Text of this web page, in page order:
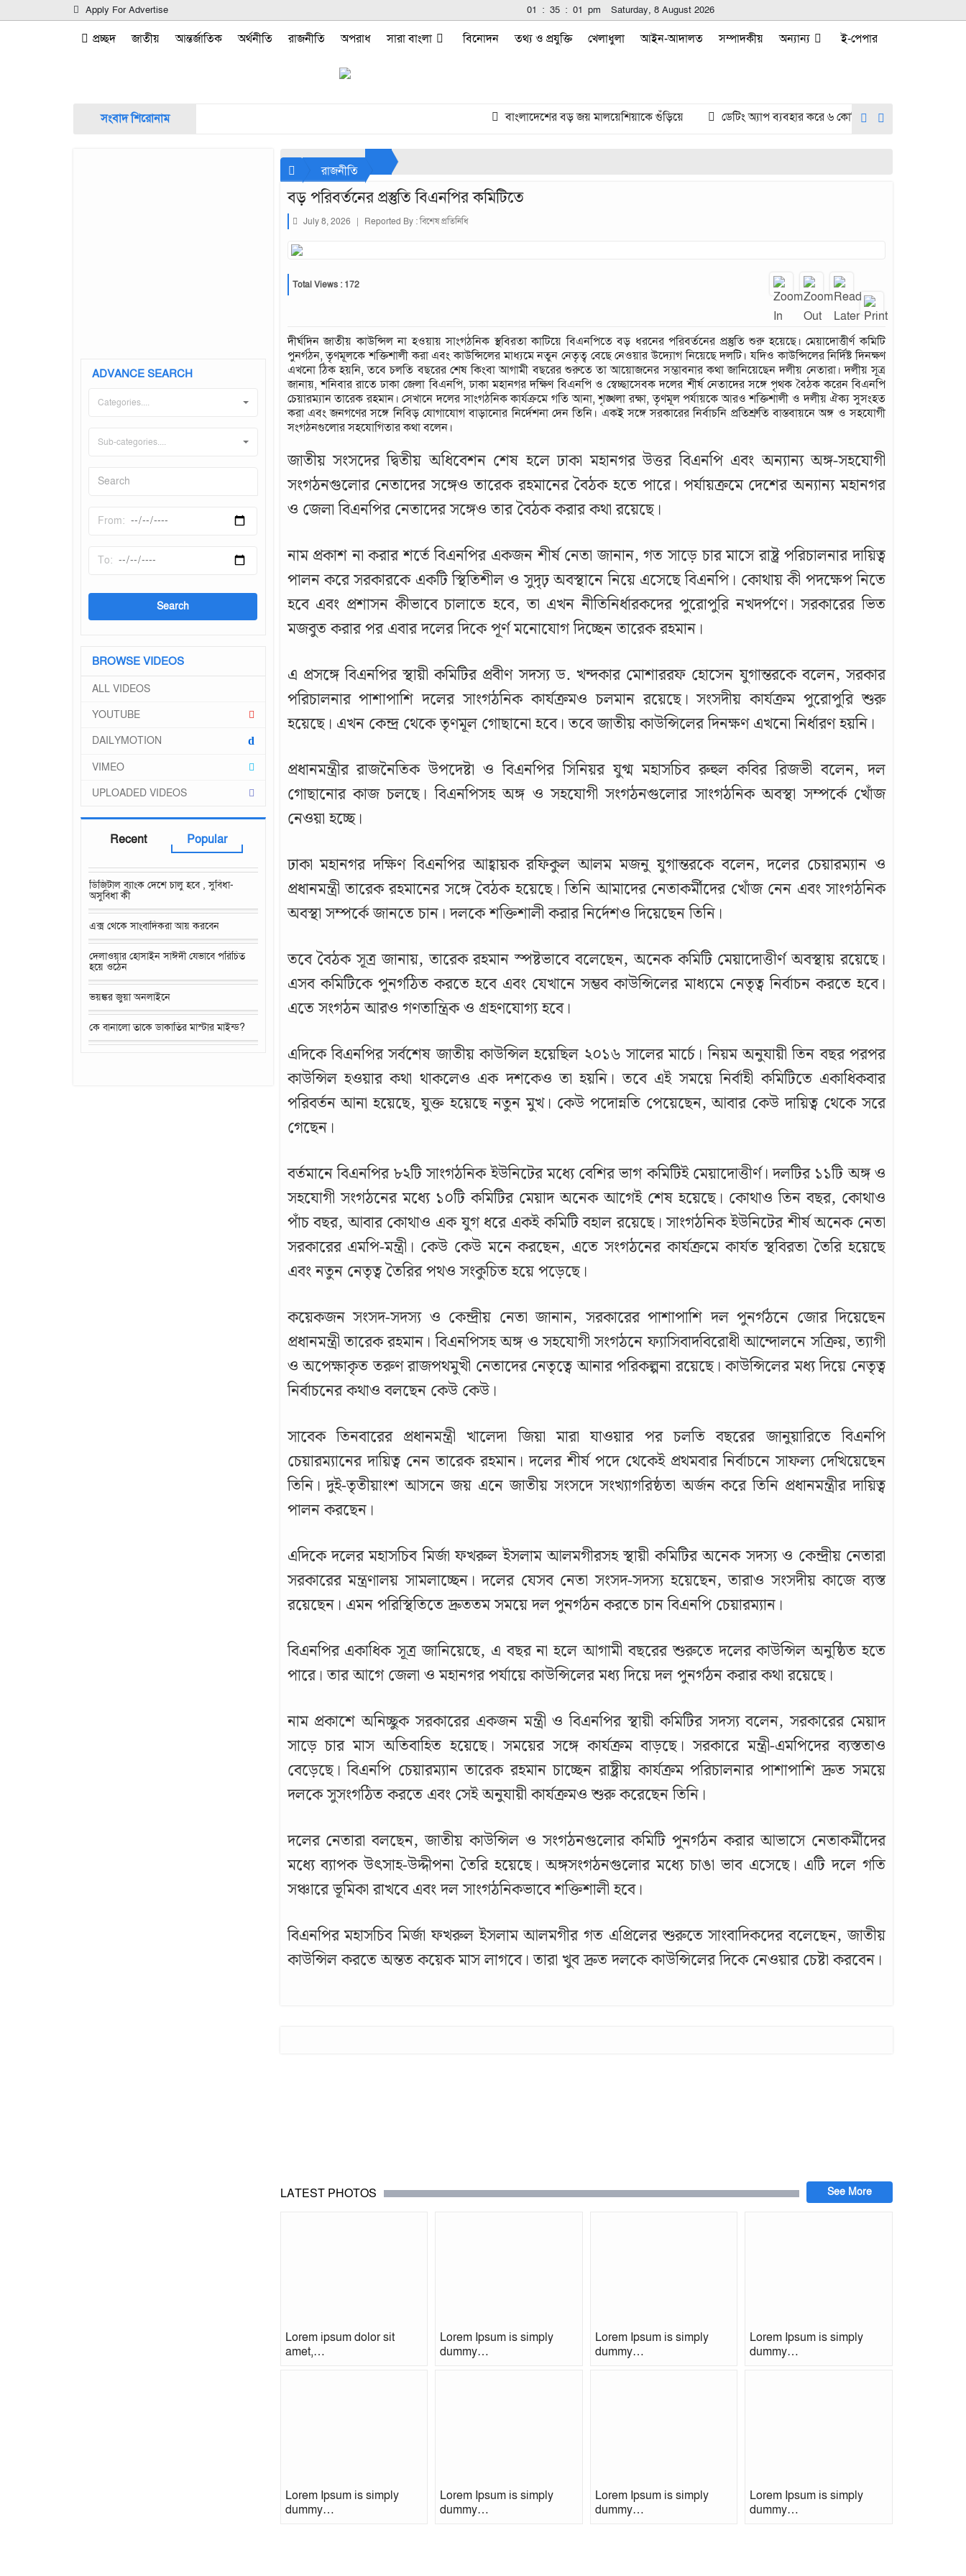
Apply For Advertise 01 : 35 : 02 pm Saturday, 8 August 2026
প্রচ্ছদ জাতীয় আন্তর্জাতিক অর্থনীতি রাজনীতি অপরাধ সারা বাংলা বিনোদন তথ্য ও প্রযুক্তি খেলাধুলা আইন-আদালত সম্পাদকীয় অন্যান্য ই-পেপার
সংবাদ শিরোনাম বাংলাদেশের বড় জয় মালয়েশিয়াকে গুঁড়িয়ে ডেটিং অ্যাপ ব্যবহার করে ৬ কোটি রুপি হাতিয়ে নিলেন ভারতের এক
ADVANCE SEARCH
Categories....
Sub-categories....
BROWSE VIDEOS
ALL VIDEOS
YOUTUBE
DAILYMOTION d
VIMEO
UPLOADED VIDEOS
Recent Popular
ডিজিটাল ব্যাংক দেশে চালু হবে , সুবিধা-
অসুবিধা কী
এক্স থেকে সাংবাদিকরা আয় করবেন
দেলাওয়ার হোসাইন সাঈদী যেভাবে পরিচিত
হয়ে ওঠেন
ভয়ঙ্কর জুয়া অনলাইনে
কে বানালো তাকে ডাকাতির মাস্টার মাইন্ড?
রাজনীতি
বড় পরিবর্তনের প্রস্তুতি বিএনপির কমিটিতে
July 8, 2026 Reported By :বিশেষ প্রতিনিধি
Total Views : 172
দীর্ঘদিন জাতীয় কাউন্সিল না হওয়ায় সাংগঠনিক স্থবিরতা কাটিয়ে বিএনপিতে বড় ধরনের পরিবর্তনের প্রস্তুতি শুরু হয়েছে। মেয়াদোত্তীর্ণ কমিটি
পুনর্গঠন, তৃণমূলকে শক্তিশালী করা এবং কাউন্সিলের মাধ্যমে নতুন নেতৃত্ব বেছে নেওয়ার উদ্যোগ নিয়েছে দলটি। যদিও কাউন্সিলের নির্দিষ্ট দিনক্ষণ
এখনো ঠিক হয়নি, তবে চলতি বছরের শেষ কিংবা আগামী বছরের শুরুতে তা আয়োজনের সম্ভাবনার কথা জানিয়েছেন দলীয় নেতারা। দলীয় সূত্র
জানায়, শনিবার রাতে ঢাকা জেলা বিএনপি, ঢাকা মহানগর দক্ষিণ বিএনপি ও স্বেচ্ছাসেবক দলের শীর্ষ নেতাদের সঙ্গে পৃথক বৈঠক করেন বিএনপি
চেয়ারম্যান তারেক রহমান। সেখানে দলের সাংগঠনিক কার্যক্রমে গতি আনা, শৃঙ্খলা রক্ষা, তৃণমূল পর্যায়কে আরও শক্তিশালী ও দলীয় ঐক্য সুসংহত
করা এবং জনগণের সঙ্গে নিবিড় যোগাযোগ বাড়ানোর নির্দেশনা দেন তিনি। একই সঙ্গে সরকারের নির্বাচনি প্রতিশ্রুতি বাস্তবায়নে অঙ্গ ও সহযোগী
সংগঠনগুলোর সহযোগিতার কথা বলেন।
জাতীয় সংসদের দ্বিতীয় অধিবেশন শেষ হলে ঢাকা মহানগর উত্তর বিএনপি এবং অন্যান্য অঙ্গ-সহযোগী
সংগঠনগুলোর নেতাদের সঙ্গেও তারেক রহমানের বৈঠক হতে পারে। পর্যায়ক্রমে দেশের অন্যান্য মহানগর
ও জেলা বিএনপির নেতাদের সঙ্গেও তার বৈঠক করার কথা রয়েছে।
নাম প্রকাশ না করার শর্তে বিএনপির একজন শীর্ষ নেতা জানান, গত সাড়ে চার মাসে রাষ্ট্র পরিচালনার দায়িত্ব
পালন করে সরকারকে একটি স্থিতিশীল ও সুদৃঢ় অবস্থানে নিয়ে এসেছে বিএনপি। কোথায় কী পদক্ষেপ নিতে
হবে এবং প্রশাসন কীভাবে চালাতে হবে, তা এখন নীতিনির্ধারকদের পুরোপুরি নখদর্পণে। সরকারের ভিত
মজবুত করার পর এবার দলের দিকে পূর্ণ মনোযোগ দিচ্ছেন তারেক রহমান।
এ প্রসঙ্গে বিএনপির স্থায়ী কমিটির প্রবীণ সদস্য ড. খন্দকার মোশাররফ হোসেন যুগান্তরকে বলেন, সরকার
পরিচালনার পাশাপাশি দলের সাংগঠনিক কার্যক্রমও চলমান রয়েছে। সংসদীয় কার্যক্রম পুরোপুরি শুরু
হয়েছে। এখন কেন্দ্র থেকে তৃণমূল গোছানো হবে। তবে জাতীয় কাউন্সিলের দিনক্ষণ এখনো নির্ধারণ হয়নি।
প্রধানমন্ত্রীর রাজনৈতিক উপদেষ্টা ও বিএনপির সিনিয়র যুগ্ম মহাসচিব রুহুল কবির রিজভী বলেন, দল
গোছানোর কাজ চলছে। বিএনপিসহ অঙ্গ ও সহযোগী সংগঠনগুলোর সাংগঠনিক অবস্থা সম্পর্কে খোঁজ
নেওয়া হচ্ছে।
ঢাকা মহানগর দক্ষিণ বিএনপির আহ্বায়ক রফিকুল আলম মজনু যুগান্তরকে বলেন, দলের চেয়ারম্যান ও
প্রধানমন্ত্রী তারেক রহমানের সঙ্গে বৈঠক হয়েছে। তিনি আমাদের নেতাকর্মীদের খোঁজ নেন এবং সাংগঠনিক
অবস্থা সম্পর্কে জানতে চান। দলকে শক্তিশালী করার নির্দেশও দিয়েছেন তিনি।
তবে বৈঠক সূত্র জানায়, তারেক রহমান স্পষ্টভাবে বলেছেন, অনেক কমিটি মেয়াদোত্তীর্ণ অবস্থায় রয়েছে।
এসব কমিটিকে পুনর্গঠিত করতে হবে এবং যেখানে সম্ভব কাউন্সিলের মাধ্যমে নেতৃত্ব নির্বাচন করতে হবে।
এতে সংগঠন আরও গণতান্ত্রিক ও গ্রহণযোগ্য হবে।
এদিকে বিএনপির সর্বশেষ জাতীয় কাউন্সিল হয়েছিল ২০১৬ সালের মার্চে। নিয়ম অনুযায়ী তিন বছর পরপর
কাউন্সিল হওয়ার কথা থাকলেও এক দশকেও তা হয়নি। তবে এই সময়ে নির্বাহী কমিটিতে একাধিকবার
পরিবর্তন আনা হয়েছে, যুক্ত হয়েছে নতুন মুখ। কেউ পদোন্নতি পেয়েছেন, আবার কেউ দায়িত্ব থেকে সরে
গেছেন।
বর্তমানে বিএনপির ৮২টি সাংগঠনিক ইউনিটের মধ্যে বেশির ভাগ কমিটিই মেয়াদোত্তীর্ণ। দলটির ১১টি অঙ্গ ও
সহযোগী সংগঠনের মধ্যে ১০টি কমিটির মেয়াদ অনেক আগেই শেষ হয়েছে। কোথাও তিন বছর, কোথাও
পাঁচ বছর, আবার কোথাও এক যুগ ধরে একই কমিটি বহাল রয়েছে। সাংগঠনিক ইউনিটের শীর্ষ অনেক নেতা
সরকারের এমপি-মন্ত্রী। কেউ কেউ মনে করছেন, এতে সংগঠনের কার্যক্রমে কার্যত স্থবিরতা তৈরি হয়েছে
এবং নতুন নেতৃত্ব তৈরির পথও সংকুচিত হয়ে পড়েছে।
কয়েকজন সংসদ-সদস্য ও কেন্দ্রীয় নেতা জানান, সরকারের পাশাপাশি দল পুনর্গঠনে জোর দিয়েছেন
প্রধানমন্ত্রী তারেক রহমান। বিএনপিসহ অঙ্গ ও সহযোগী সংগঠনে ফ্যাসিবাদবিরোধী আন্দোলনে সক্রিয়, ত্যাগী
ও অপেক্ষাকৃত তরুণ রাজপথমুখী নেতাদের নেতৃত্বে আনার পরিকল্পনা রয়েছে। কাউন্সিলের মধ্য দিয়ে নেতৃত্ব
নির্বাচনের কথাও বলছেন কেউ কেউ।
সাবেক তিনবারের প্রধানমন্ত্রী খালেদা জিয়া মারা যাওয়ার পর চলতি বছরের জানুয়ারিতে বিএনপি
চেয়ারম্যানের দায়িত্ব নেন তারেক রহমান। দলের শীর্ষ পদে থেকেই প্রথমবার নির্বাচনে সাফল্য দেখিয়েছেন
তিনি। দুই-তৃতীয়াংশ আসনে জয় এনে জাতীয় সংসদে সংখ্যাগরিষ্ঠতা অর্জন করে তিনি প্রধানমন্ত্রীর দায়িত্ব
পালন করছেন।
এদিকে দলের মহাসচিব মির্জা ফখরুল ইসলাম আলমগীরসহ স্থায়ী কমিটির অনেক সদস্য ও কেন্দ্রীয় নেতারা
সরকারের মন্ত্রণালয় সামলাচ্ছেন। দলের যেসব নেতা সংসদ-সদস্য হয়েছেন, তারাও সংসদীয় কাজে ব্যস্ত
রয়েছেন। এমন পরিস্থিতিতে দ্রুততম সময়ে দল পুনর্গঠন করতে চান বিএনপি চেয়ারম্যান।
বিএনপির একাধিক সূত্র জানিয়েছে, এ বছর না হলে আগামী বছরের শুরুতে দলের কাউন্সিল অনুষ্ঠিত হতে
পারে। তার আগে জেলা ও মহানগর পর্যায়ে কাউন্সিলের মধ্য দিয়ে দল পুনর্গঠন করার কথা রয়েছে।
নাম প্রকাশে অনিচ্ছুক সরকারের একজন মন্ত্রী ও বিএনপির স্থায়ী কমিটির সদস্য বলেন, সরকারের মেয়াদ
সাড়ে চার মাস অতিবাহিত হয়েছে। সময়ের সঙ্গে কার্যক্রম বাড়ছে। সরকারে মন্ত্রী-এমপিদের ব্যস্ততাও
বেড়েছে। বিএনপি চেয়ারম্যান তারেক রহমান চাচ্ছেন রাষ্ট্রীয় কার্যক্রম পরিচালনার পাশাপাশি দ্রুত সময়ে
দলকে সুসংগঠিত করতে এবং সেই অনুযায়ী কার্যক্রমও শুরু করেছেন তিনি।
দলের নেতারা বলছেন, জাতীয় কাউন্সিল ও সংগঠনগুলোর কমিটি পুনর্গঠন করার আভাসে নেতাকর্মীদের
মধ্যে ব্যাপক উৎসাহ-উদ্দীপনা তৈরি হয়েছে। অঙ্গসংগঠনগুলোর মধ্যে চাঙা ভাব এসেছে। এটি দলে গতি
সঞ্চারে ভূমিকা রাখবে এবং দল সাংগঠনিকভাবে শক্তিশালী হবে।
বিএনপির মহাসচিব মির্জা ফখরুল ইসলাম আলমগীর গত এপ্রিলের শুরুতে সাংবাদিকদের বলেছেন, জাতীয়
কাউন্সিল করতে অন্তত কয়েক মাস লাগবে। তারা খুব দ্রুত দলকে কাউন্সিলের দিকে নেওয়ার চেষ্টা করবেন।
LATEST PHOTOS
Lorem ipsum dolor sit
amet,…
Lorem Ipsum is simply
dummy…
Lorem Ipsum is simply
dummy…
Lorem Ipsum is simply
dummy…
Lorem Ipsum is simply
dummy…
Lorem Ipsum is simply
dummy…
Lorem Ipsum is simply
dummy…
Lorem Ipsum is simply
dummy…